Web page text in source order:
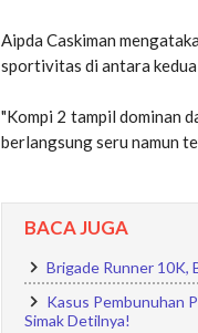
Aipda Caskiman
sportivitas di antara
"Kompi 2 tampil dominan
berlangsung seru namun
BACA JUGA
Brigade Runner 10K,
Kasus Pembunuhan
Simak Detilnya!